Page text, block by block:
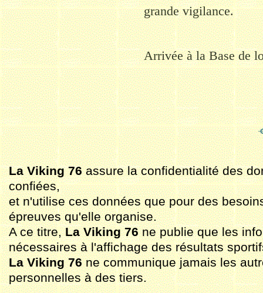
grande vigilance.
Arrivée àla Base de
La Viking 76assure la confidentialité des
confiées,
et n'utilise ces données que pour des
épreuves qu'elle organise.
A ce titre,La Viking 76ne publie que les
nécessaires à l'affichage des résultats
La Viking 76ne communique jamais les
personnelles à des tiers.